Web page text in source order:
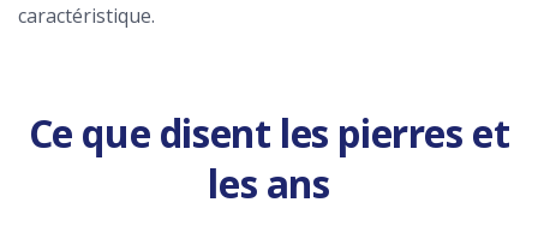
caractéristique.
Ce que disent les pierres et
les ans